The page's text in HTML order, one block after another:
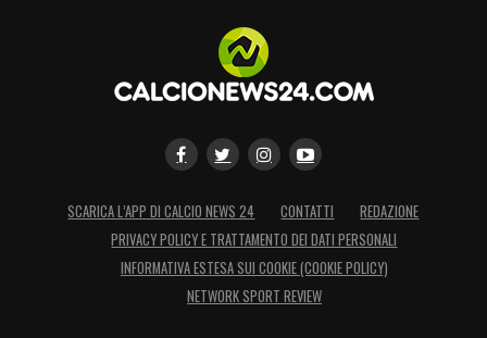
SCARICA L’APP DI CALCIO NEWS 24 CONTATTI
REDAZIONE
PRIVACY POLICY E TRATTAMENTO DEI DATI PERSONALI
INFORMATIVA ESTESA SUI COOKIE (COOKIE POLICY)
NETWORK SPORT REVIEW